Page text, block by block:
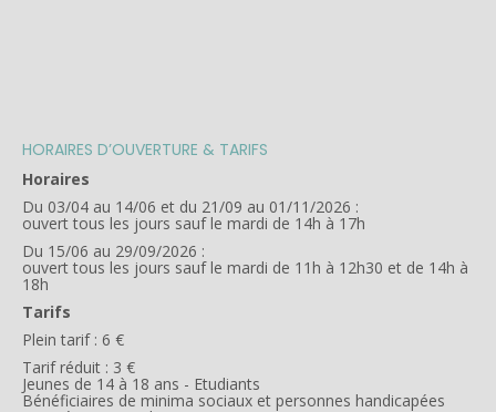
HORAIRES D’OUVERTURE & TARIFS
Horaires
Du 03/04 au 14/06 et du 21/09 au 01/11/2026 :
ouvert tous les jours sauf le mardi de 14h à 17h
Du 15/06 au 29/09/2026 :
ouvert tous les jours sauf le mardi de 11h à 12h30 et de 14h à
18h
Tarifs
Plein tarif : 6 €
Tarif réduit : 3 €
Jeunes de 14 à 18 ans - Etudiants
Bénéficiaires de minima sociaux et personnes handicapées